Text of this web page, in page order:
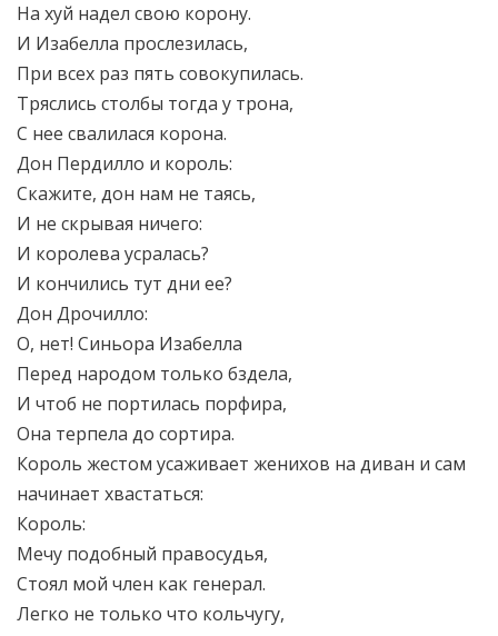
На хуй надел свою корону.
И Изабелла прослезилась,
При всех раз пять совокупилась.
Тряслись столбы тогда у трона,
С нее свалилася корона.
Дон Пердилло и король:
Скажите, дон нам не таясь,
И не скрывая ничего:
И королева усралась?
И кончились тут дни ее?
Дон Дрочилло:
О, нет! Синьора Изабелла
Перед народом только бздела,
И чтоб не портилась порфира,
Она терпела до сортира.
Король жестом усаживает женихов на диван и сам
начинает хвастаться:
Король:
Мечу подобный правосудья,
Стоял мой член как генерал.
Легко не только что кольчугу,